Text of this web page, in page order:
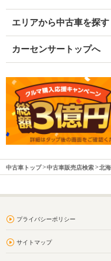
エリアから中古車を探す
カーセンサートップへ
中古車トップ 中古車販売店検索 北
プライバシーポリシー
サイトマップ